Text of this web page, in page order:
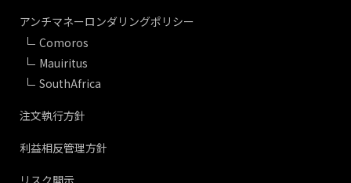
アンチマネーロンダリングポリシー
Comoros
Mauiritus
SouthAfrica
注文執行方針
利益相反管理方針
リスク開示